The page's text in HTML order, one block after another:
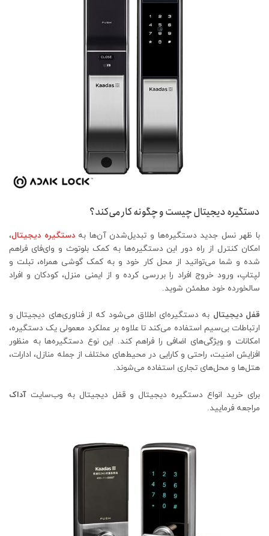
دستگیره دیجیتال چیست و چگونه کار می‌کند؟
با ظهر نسل جدید دستگیره‌ها و تبدیل‌شدن آن‌ها بهدستگیره دیجیتال،
امکان کنترل از راه دور این دستگیره‌ها به کمک بلوتوث و وای‌فای فراهم
شده و شما می‌توانید از محل کار خود و به کمک گوشی همراه، تبلت و
لپتاپ، ورود خروج افراد را بررسی کرده و از ایمنی منزل، کودکان و افراد
سالخورده خود مطمئن شوید.
قفل دیجیتال به دستگیره‌ای اطلاق می‌شود که از فناوری‌های دیجیتال و
ارتباطات بی‌سیم استفاده می‌کند تا علاوه بر عملکرد معمولی یک دستگیره،
امکانات و ویژگی‌های اضافی را فراهم کند. این نوع دستگیره‌ها به منظور
افزایش امنیت، راحتی و کارایی در محیط‌های مختلف از جمله منازل، ادارات،
هتل‌ها و محل‌های تجاری استفاده می‌شوند.
برای خرید انواع دستگیره دیجیتال و قفل دیجیتال به وب‌سایت آداک
مراجعه فرمایید.